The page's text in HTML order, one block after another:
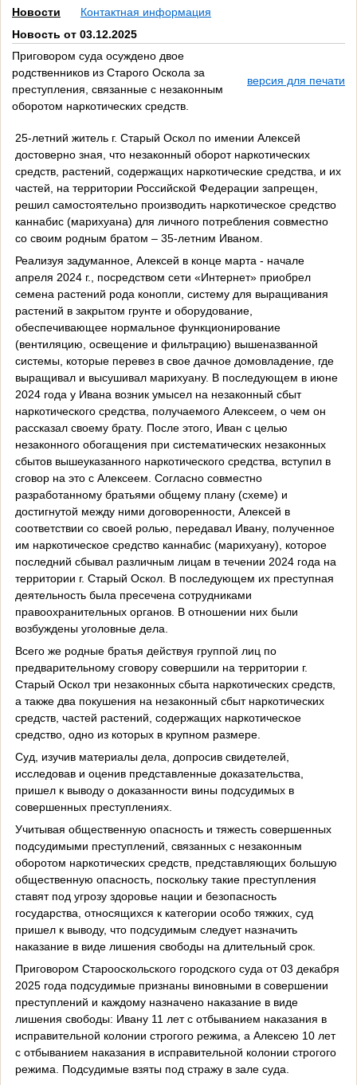
Новости
Контактная информация
Новость от 03.12.2025
Приговором суда осуждено двое
родственников из Старого Оскола за
преступления, связанные с незаконным
оборотом наркотических средств.
версия для печати
25-летний житель г. Старый Оскол по имении Алексей
достоверно зная, что незаконный оборот наркотических
средств, растений, содержащих наркотические средства, и их
частей, на территории Российской Федерации запрещен,
решил самостоятельно производить наркотическое средство
каннабис (марихуана) для личного потребления совместно
со своим родным братом – 35-летним Иваном.
Реализуя задуманное, Алексей в конце марта - начале
апреля 2024 г., посредством сети «Интернет» приобрел
семена растений рода конопли, систему для выращивания
растений в закрытом грунте и оборудование,
обеспечивающее нормальное функционирование
(вентиляцию, освещение и фильтрацию) вышеназванной
системы, которые перевез в свое дачное домовладение, где
выращивал и высушивал марихуану. В последующем в июне
2024 года у Ивана возник умысел на незаконный сбыт
наркотического средства, получаемого Алексеем, о чем он
рассказал своему брату. После этого, Иван с целью
незаконного обогащения при систематических незаконных
сбытов вышеуказанного наркотического средства, вступил в
сговор на это с Алексеем. Согласно совместно
разработанному братьями общему плану (схеме) и
достигнутой между ними договоренности, Алексей в
соответствии со своей ролью, передавал Ивану, полученное
им наркотическое средство каннабис (марихуану), которое
последний сбывал различным лицам в течении 2024 года на
территории г. Старый Оскол. В последующем их преступная
деятельность была пресечена сотрудниками
правоохранительных органов. В отношении них были
возбуждены уголовные дела.
Всего же родные братья действуя группой лиц по
предварительному сговору совершили на территории г.
Старый Оскол три незаконных сбыта наркотических средств,
а также два покушения на незаконный сбыт наркотических
средств, частей растений, содержащих наркотическое
средство, одно из которых в крупном размере.
Суд, изучив материалы дела, допросив свидетелей,
исследовав и оценив представленные доказательства,
пришел к выводу о доказанности вины подсудимых в
совершенных преступлениях.
Учитывая общественную опасность и тяжесть совершенных
подсудимыми преступлений, связанных с незаконным
оборотом наркотических средств, представляющих большую
общественную опасность, поскольку такие преступления
ставят под угрозу здоровье нации и безопасность
государства, относящихся к категории особо тяжких, суд
пришел к выводу, что подсудимым следует назначить
наказание в виде лишения свободы на длительный срок.
Приговором Старооскольского городского суда от 03 декабря
2025 года подсудимые признаны виновными в совершении
преступлений и каждому назначено наказание в виде
лишения свободы: Ивану 11 лет с отбыванием наказания в
исправительной колонии строгого режима, а Алексею 10 лет
с отбыванием наказания в исправительной колонии строгого
режима. Подсудимые взяты под стражу в зале суда.